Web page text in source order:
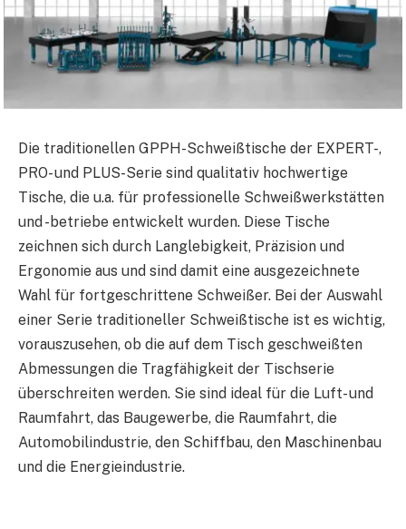
Die traditionellen GPPH-Schweißtische der EXPERT-,
PRO- und PLUS-Serie sind qualitativ hochwertige
Tische, die u.a. für professionelle Schweißwerkstätten
und -betriebe entwickelt wurden. Diese Tische
zeichnen sich durch Langlebigkeit, Präzision und
Ergonomie aus und sind damit eine ausgezeichnete
Wahl für fortgeschrittene Schweißer. Bei der Auswahl
einer Serie traditioneller Schweißtische ist es wichtig,
vorauszusehen, ob die auf dem Tisch geschweißten
Abmessungen die Tragfähigkeit der Tischserie
überschreiten werden. Sie sind ideal für die Luft- und
Raumfahrt, das Baugewerbe, die Raumfahrt, die
Automobilindustrie, den Schiffbau, den Maschinenbau
und die Energieindustrie.